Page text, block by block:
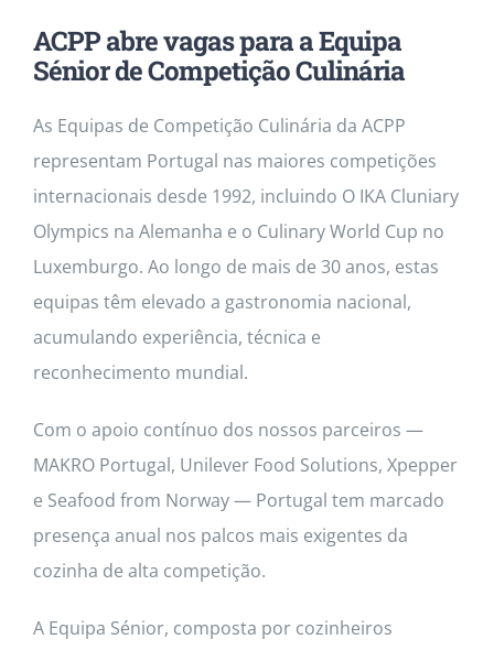
ACPP abre vagas para a Equipa
Sénior de Competição Culinária
As Equipas de Competição Culinária da ACPP
representam Portugal nas maiores competições
internacionais desde 1992, incluindo O IKA Cluniary
Olympics na Alemanha e o Culinary World Cup no
Luxemburgo. Ao longo de mais de 30 anos, estas
equipas têm elevado a gastronomia nacional,
acumulando experiência, técnica e
reconhecimento mundial.
Com o apoio contínuo dos nossos parceiros —
MAKRO Portugal, Unilever Food Solutions, Xpepper
e Seafood from Norway — Portugal tem marcado
presença anual nos palcos mais exigentes da
cozinha de alta competição.
A Equipa Sénior, composta por cozinheiros